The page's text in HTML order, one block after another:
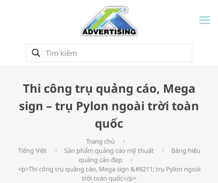
Thi công trụ quảng cáo, Mega
sign – trụ Pylon ngoài trời toàn
quốc
Trang chủ
Tiếng Việt
Sản phẩm quảng cáo mỹ thuật
Bảng hiệu
quảng cáo đẹp
<p>Thi công trụ quảng cáo, Mega sign &#8211; trụ Pylon ngoài
trời toàn quốc</p>